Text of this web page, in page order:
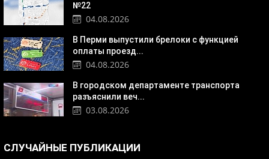
№22
04.08.2026
В Перми выпустили брелоки с функцией
оплаты проезд...
04.08.2026
В городском департаменте транспорта
разъяснили веч...
03.08.2026
СЛУЧАЙНЫЕ ПУБЛИКАЦИИ